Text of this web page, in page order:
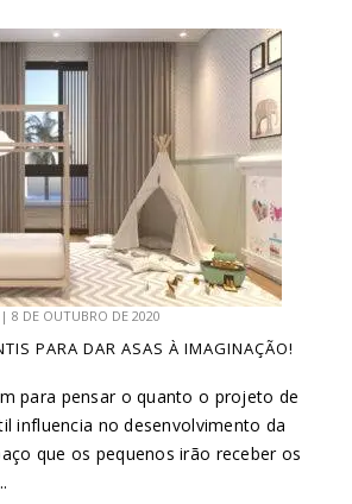
| 8 DE OUTUBRO DE 2020
PARA DAR ASAS À IMAGINAÇÃO!
para pensar o quanto o projeto de
influencia no desenvolvimento da
que os pequenos irão receber os